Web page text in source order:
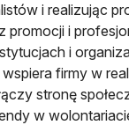
i realizując
promocji i
i
firmy w
stronę
w